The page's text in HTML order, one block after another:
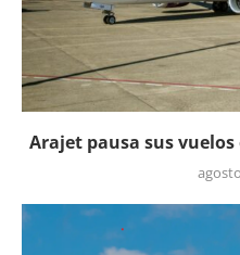
Arajet pausa sus